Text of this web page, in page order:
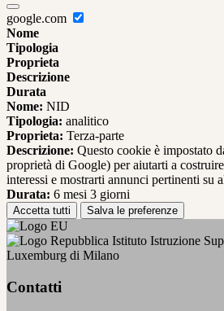
google.com
Nome
Tipologia
Proprieta
Descrizione
Durata
Nome: NID
Tipologia: analitico
Proprieta: Terza-parte
Descrizione: Questo cookie è impostato
proprietà di Google) per aiutarti a
interessi e mostrarti annunci pertinenti su
Durata: 6 mesi 3 giorni
Accetta tutti Salva le preferenze
Istituto Istruzione
Luxemburg di Milano
Contatti